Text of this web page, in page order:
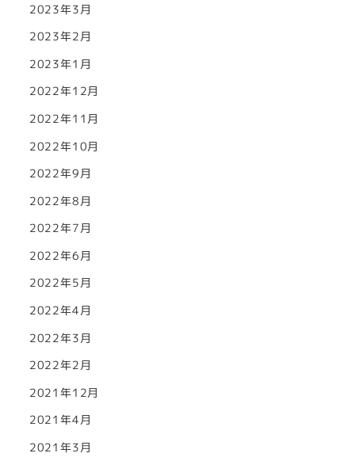
2023年3月
2023年2月
2023年1月
2022年12月
2022年11月
2022年10月
2022年9月
2022年8月
2022年7月
2022年6月
2022年5月
2022年4月
2022年3月
2022年2月
2021年12月
2021年4月
2021年3月